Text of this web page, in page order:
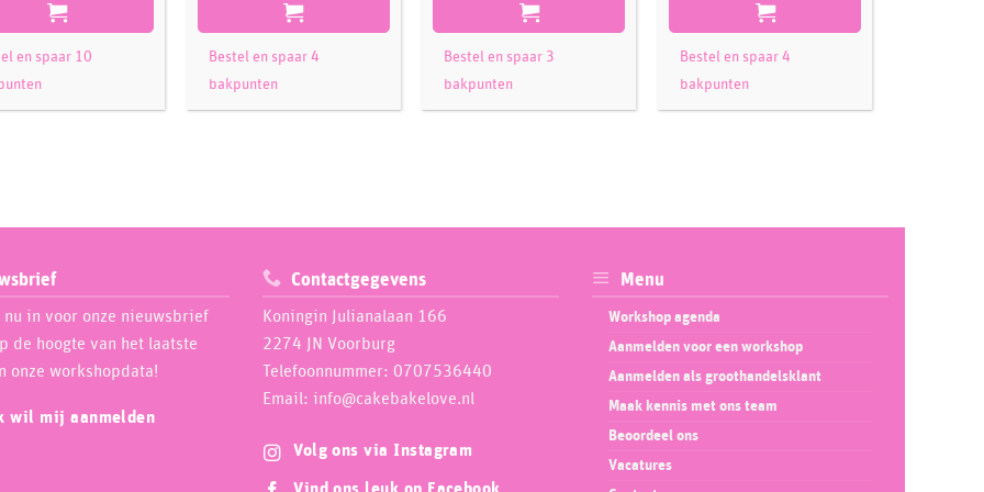
en spaar 10
Bestel en spaar 4
bakpunten
Bestel en spaar 3
bakpunten
Bestel en spaar 4
bakpunten
in voor onze nieuwsbrief
de hoogte van het laatste
onze workshopdata!
wil mij aanmelden
Contactgegevens
Koningin Julianalaan 166
2274 JN Voorburg
Telefoonnummer: 0707536440
Email: info@cakebakelove.nl
Volg ons via Instagram
Menu
Workshop agenda
Aanmelden voor een workshop
Aanmelden als groothandelsklant
Maak kennis met ons team
Beoordeel ons
Vacatures